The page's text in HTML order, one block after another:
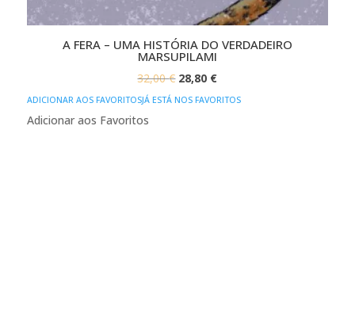
A FERA – UMA HISTÓRIA DO VERDADEIRO
MARSUPILAMI
32,00€ O
PREÇO
28,80 €O
PREÇO
ADICIONAR AOS FAVORITOSJÁ ESTÁ NOS FAVORITOS
Adicionar aos Favoritos